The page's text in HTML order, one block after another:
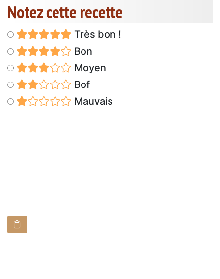
Notez cette recette
Très bon !
Bon
Moyen
Bof
Mauvais